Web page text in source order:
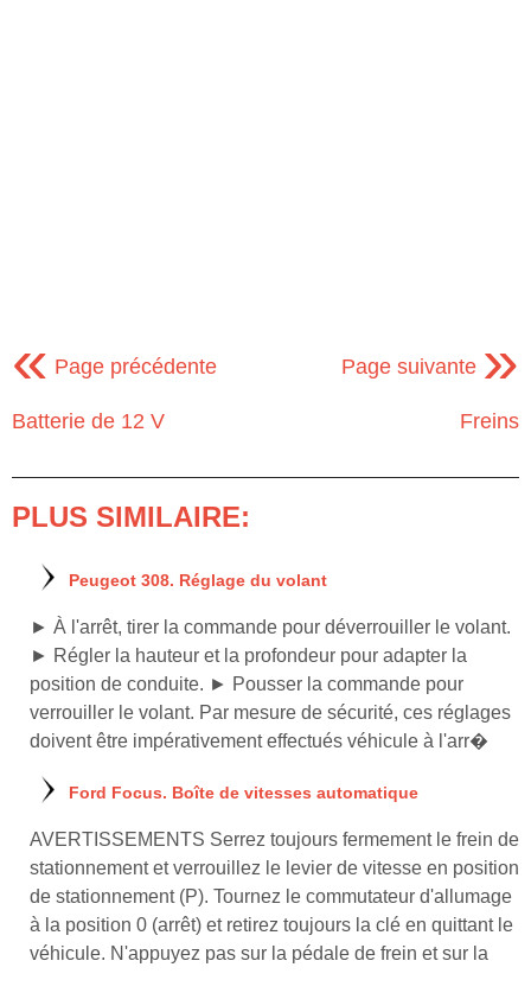
« Page précédente
Batterie de 12 V
Page suivante »
Freins
PLUS SIMILAIRE:
Peugeot 308. Réglage du volant
► À l'arrêt, tirer la commande pour déverrouiller le volant.
► Régler la hauteur et la profondeur pour adapter la
position de conduite. ► Pousser la commande pour
verrouiller le volant. Par mesure de sécurité, ces réglages
doivent être impérativement effectués véhicule à l'arr�
Ford Focus. Boîte de vitesses automatique
AVERTISSEMENTS Serrez toujours fermement le frein de
stationnement et verrouillez le levier de vitesse en position
de stationnement (P). Tournez le commutateur d'allumage
à la position 0 (arrêt) et retirez toujours la clé en quittant le
véhicule. N'appuyez pas sur la pédale de frein et sur la